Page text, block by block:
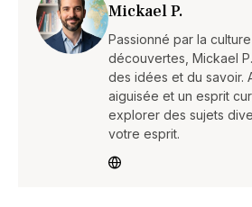
Mickael P.
Passionné par la
découvertes, Mickael
des idées et du savoir.
aiguisée et un esprit
explorer des sujets
votre esprit.